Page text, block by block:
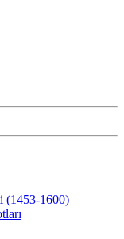
(1453-1600)